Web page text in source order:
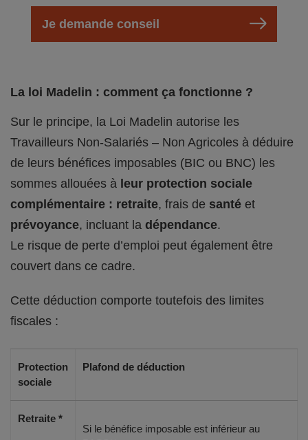
Je demande conseil
La loi Madelin : comment ça fonctionne ?
Sur le principe, la Loi Madelin autorise les
Travailleurs Non-Salariés – Non Agricoles à déduire
de leurs bénéfices imposables (BIC ou BNC) les
sommes allouées à leur protection sociale
complémentaire : retraite, frais de santé et
prévoyance, incluant la dépendance.
Le risque de perte d’emploi peut également être
couvert dans ce cadre.
Cette déduction comporte toutefois des limites
fiscales :
Protection
sociale
Plafond de déduction
Retraite *
Si le bénéfice imposable est inférieur au